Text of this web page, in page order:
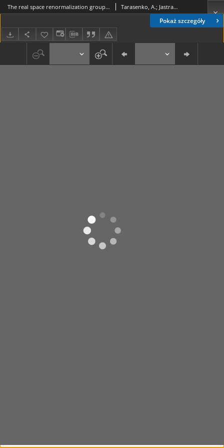
Pokaż szczegóły
The real space renormalization group and lattice gas model Tarasenko, A.; Jastrabik, L.